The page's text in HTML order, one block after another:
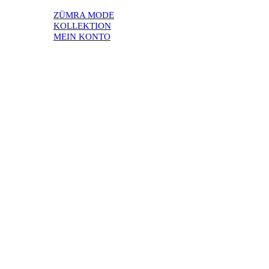
ZÜMRA MODE
KOLLEKTION
MEIN KONTO